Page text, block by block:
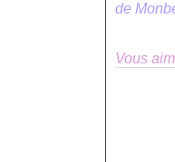
de
Vous